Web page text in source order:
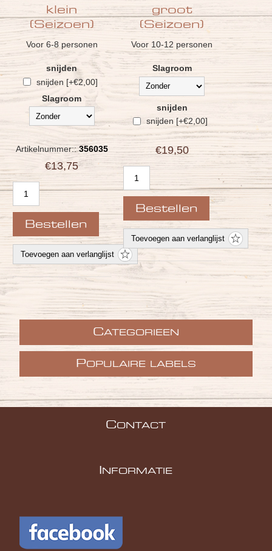
klein
(Seizoen)
Voor 6-8 personen
snijden
snijden [+€2,00]
Slagroom
Artikelnummer:: 356035
€13,75
groot
(Seizoen)
Voor 10-12 personen
Slagroom
snijden
snijden [+€2,00]
€19,50
CATEGORIEEN
POPULAIRE LABELS
CONTACT
NFORMATIE